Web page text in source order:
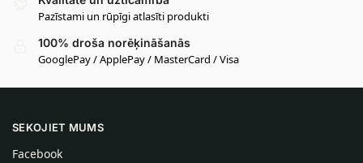
Pazīstami un rūpīgi atlasīti produkti
100% droša norēķināšanās
GooglePay / ApplePay / MasterCard / Visa
SEKOJIET MUMS
Facebook